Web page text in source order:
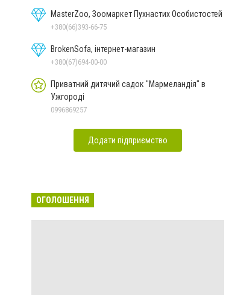
MasterZoo, Зоомаркет Пухнастих Особистостей
+380(66)393-66-75
BrokenSofa, інтернет-магазин
+380(67)694-00-00
Приватний дитячий садок "Мармеландія" в
Ужгороді
0996869257
Додати підприємство
ОГОЛОШЕННЯ